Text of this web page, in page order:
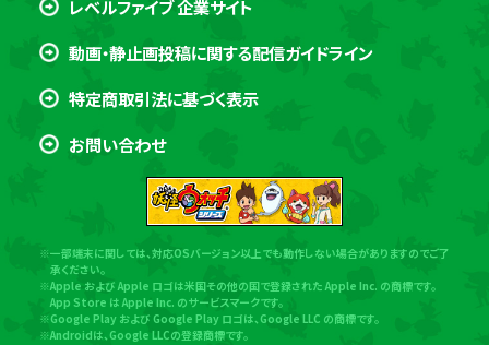
レベルファイブ 企業サイト
動画・静止画投稿に関する配信ガイドライン
特定商取引法に基づく表示
お問い合わせ
※一部端末に関しては、対応OSバージョン以上でも動作しない場合がありますのでご了
承ください。
※Apple および Apple ロゴは米国その他の国で登録された Apple Inc. の商標です。
App Store は Apple Inc. のサービスマークです。
※Google Play および Google Play ロゴは、Google LLC の商標です。
※Androidは、Google LLCの登録商標です。